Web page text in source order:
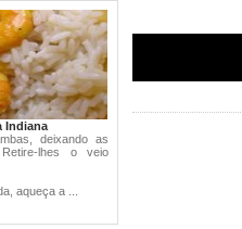
Indiana
deixando as
lhes o veio
aqueça a ...